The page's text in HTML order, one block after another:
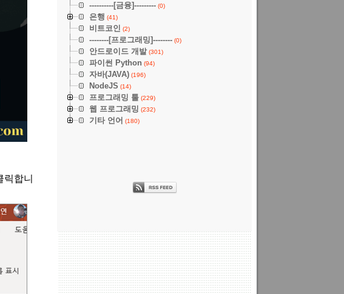
릭합니
----------[금융]--------- (0)
은행 (41)
비트코인 (2)
--------[프로그래밍]-------- (0)
안드로이드 개발(301)
파이썬 Python (94)
자바(JAVA) (196)
NodeJS (14)
프로그래밍 툴 (229)
웹 프로그래밍 (232)
기타 언어 (180)